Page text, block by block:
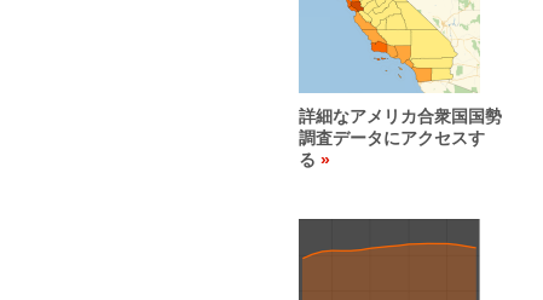
詳細なアメリカ合衆国国勢
調査データにアクセスす
る